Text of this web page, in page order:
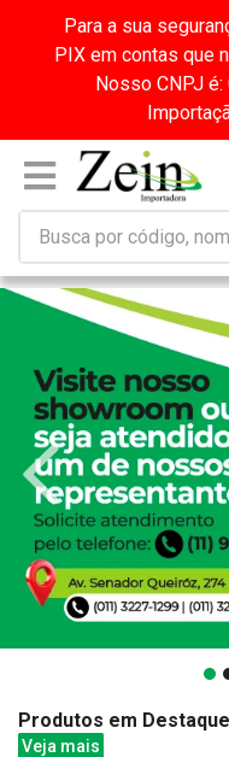
Para a sua
PIX em contas que
Nosso CNPJ
Produtos em Destaque
Veja mais